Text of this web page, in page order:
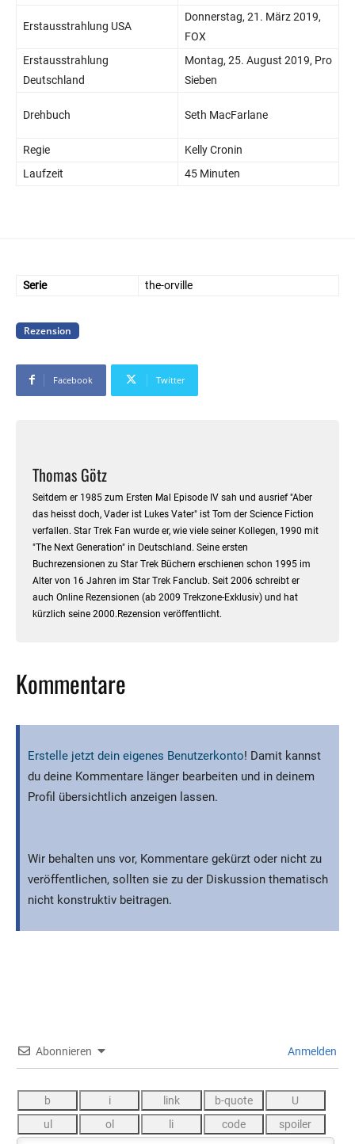
Erstausstrahlung USA
Donnerstag, 21. März 2019,
FOX
Erstausstrahlung
Deutschland
Montag, 25. August 2019, Pro
Sieben
Drehbuch Seth MacFarlane
Regie
Kelly Cronin
Laufzeit
45 Minuten
Serie the-orville
Rezension
Facebook Twitter
Thomas Götz
Seitdem er 1985 zum Ersten Mal Episode IV sah und ausrief "Aber
das heisst doch, Vader ist Lukes Vater" ist Tom der Science Fiction
verfallen. Star Trek Fan wurde er, wie viele seiner Kollegen, 1990 mit
"The Next Generation" in Deutschland. Seine ersten
Buchrezensionen zu Star Trek Büchern erschienen schon 1995 im
Alter von 16 Jahren im Star Trek Fanclub. Seit 2006 schreibt er
auch Online Rezensionen (ab 2009 Trekzone-Exklusiv) und hat
kürzlich seine 2000.Rezension veröffentlicht.
Kommentare
Erstelle jetzt dein eigenes Benutzerkonto! Damit kannst
du deine Kommentare länger bearbeiten und in deinem
Profil übersichtlich anzeigen lassen.
Wir behalten uns vor, Kommentare gekürzt oder nicht zu
veröffentlichen, sollten sie zu der Diskussion thematisch
nicht konstruktiv beitragen.
Abonnieren Anmelden